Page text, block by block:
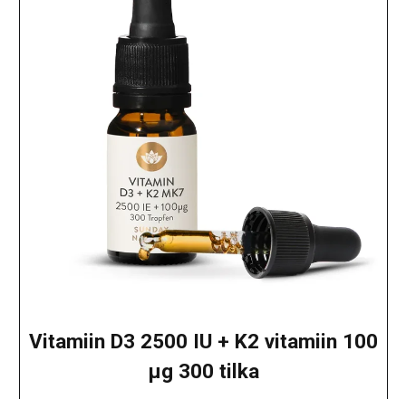
Vitamiin D3 2500 IU + K2 vitamiin 100
μg 300 tilka